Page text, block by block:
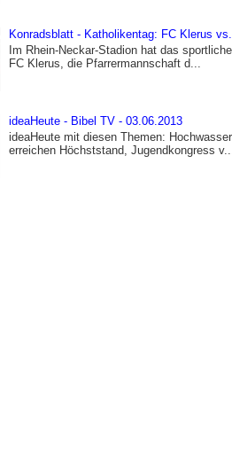
Konradsblatt - Katholikentag: FC Klerus
Im Rhein-Neckar-Stadion hat das
FC Klerus, die Pfarrermannschaft d...
ideaHeute - Bibel TV - 03.06.2013
ideaHeute mit diesen Themen:
erreichen Höchststand, Jugendkongress v...